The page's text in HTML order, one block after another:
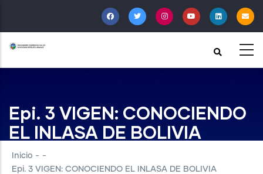
al
contenido
principal
Epi. 3 VIGEN: CONOCIENDO
EL INLASA DE BOLIVIA
Inicio - -
Epi. 3 VIGEN: CONOCIENDO EL INLASA DE BOLIVIA